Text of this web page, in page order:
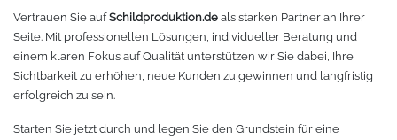
Vertrauen Sie aufSchildproduktion.de als starken Partner an Ihrer
Seite. Mit professionellen Lösungen, individueller Beratung und
einem klaren Fokus auf Qualität unterstützen wir Sie dabei, Ihre
Sichtbarkeit zu erhöhen, neue Kunden zu gewinnen und langfristig
erfolgreich zu sein.
Starten Sie jetzt durch und legen Sie den Grundstein für eine